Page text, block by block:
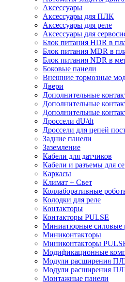
Аксессуары
Аксессуары для ПЛК
Аксессуары для реле
Аксессуары для
Блок питания HDR в
Блок питания MDR в
Блок питания NDR в
Боковые панели
Внешние тормозные
Двери
Дополнительные
Дополнительные
Дополнительные
Дроссели dU/dt
Дроссели для цепей
Задние панели
Заземление
Кабели для датчиков
Кабели и разъемы для
Каркасы
Климат + Свет
Коллаборативные
Колодки для реле
Контакторы
Контакторы PULSE
Миниатюрные силовые
Миниконтакторы
Миниконтакторы
Модификационные
Модули расширения
Модули расширения
Монтажные панели